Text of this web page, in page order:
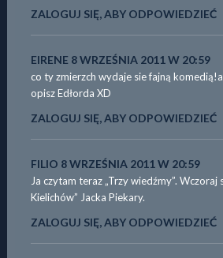
ZALOGUJ SIĘ, ABY ODPOWIEDZIEĆ
EIRENE 8 WRZEŚNIA 2011 W 20:59
co ty zmierzch wydaje sie fajną
opisz Edłorda XD
ZALOGUJ SIĘ, ABY ODPOWIEDZIEĆ
FILIO 8 WRZEŚNIA 2011 W 20:59
Ja czytam teraz „Trzy wiedźmy”. Wczoraj
Kielichów” Jacka Piekary.
ZALOGUJ SIĘ, ABY ODPOWIEDZIEĆ